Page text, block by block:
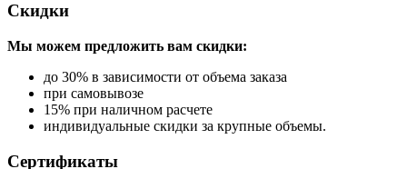
Скидки
Мы можем предложить вам скидки:
до 30% в зависимости от объема заказа
при самовывозе
15% при наличном расчете
индивидуальные скидки за крупные объемы.
Сертификаты